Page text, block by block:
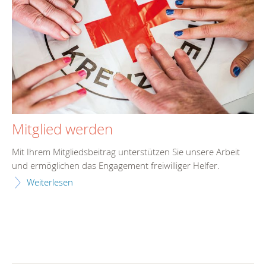
Mitglied werden
Mit Ihrem Mitgliedsbeitrag unterstützen Sie unsere Arbeit
und ermöglichen das Engagement freiwilliger Helfer.
Weiterlesen